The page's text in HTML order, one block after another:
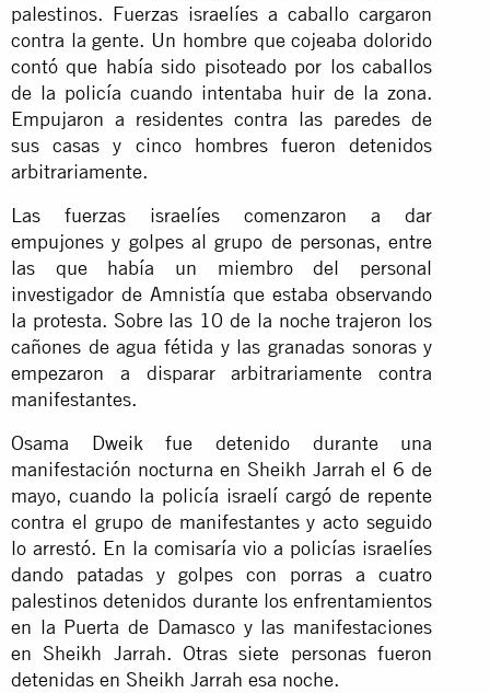
palestinos. Fuerzas israelíes a caballo cargaron
contra la gente. Un hombre que cojeaba dolorido
contó que había sido pisoteado por los caballos
de la policía cuando intentaba huir de la zona.
Empujaron a residentes contra las paredes de
sus casas y cinco hombres fueron detenidos
arbitrariamente.
Las fuerzas israelíes comenzaron a dar
empujones y golpes al grupo de personas, entre
las que había un miembro del personal
investigador de Amnistía que estaba observando
la protesta. Sobre las 10 de la noche trajeron los
cañones de agua fétida y las granadas sonoras y
empezaron a disparar arbitrariamente contra
manifestantes.
Osama Dweik fue detenido durante una
manifestación nocturna en Sheikh Jarrah el 6 de
mayo, cuando la policía israelí cargó de repente
contra el grupo de manifestantes y acto seguido
lo arrestó. En la comisaría vio a policías israelíes
dando patadas y golpes con porras a cuatro
palestinos detenidos durante los enfrentamientos
en la Puerta de Damasco y las manifestaciones
en Sheikh Jarrah. Otras siete personas fueron
detenidas en Sheikh Jarrah esa noche.